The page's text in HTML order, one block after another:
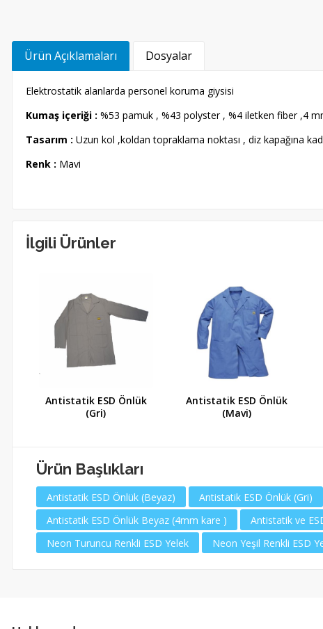
Ürün Açıklamaları Dosyalar
Elektrostatik alanlarda personel koruma giysisi
Kumaş içeriği : %53 pamuk , %43 polyster , %4 iletken fiber ,4
Tasarım : Uzun kol ,koldan topraklama noktası , diz kapağına
Renk : Mavi
İlgili Ürünler
Antistatik ESD Önlük
(Gri)
Antistatik ESD Önlük
(Mavi)
Ürün Başlıkları
Antistatik ESD Önlük (Beyaz) Antistatik ESD Önlük (Gri)
Antistatik ESD Önlük Beyaz (4mm kare )
Antistatik ve
Neon Turuncu Renkli ESD Yelek
Neon Yeşil Renkli ESD